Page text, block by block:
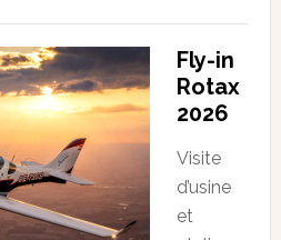
Fly-in
Rotax
2026
Visite
d’usine
et